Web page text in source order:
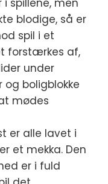
spillene, men
blodige, så er
spil i et
forstærkes af,
under
boligblokke
mødes
er alle lavet i
et mekka. Den
er i fuld